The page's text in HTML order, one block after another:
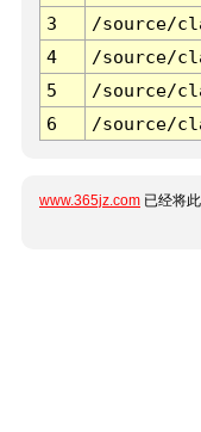
3 /source/
4
/source/
5
/source/
6
/source/
www.365jz.com 已经将